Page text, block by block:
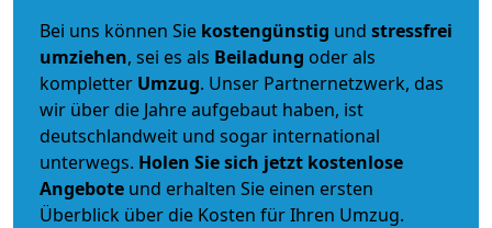
Bei uns können Sie kostengünstig und stressfrei
umziehen, sei es als Beiladung oder als
kompletter Umzug. Unser Partnernetzwerk, das
wir über die Jahre aufgebaut haben, ist
deutschlandweit und sogar international
unterwegs. Holen Sie sich jetzt kostenlose
Angebote und erhalten Sie einen ersten
Überblick über die Kosten für Ihren Umzug.